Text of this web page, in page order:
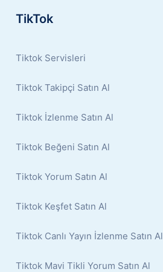
TikTok
Tiktok Servisleri
Tiktok Takipçi Satın Al
Tiktok İzlenme Satın Al
Tiktok Beğeni Satın Al
Tiktok Yorum Satın Al
Tiktok Keşfet Satın Al
Tiktok Canlı Yayın İzlenme Satın Al
Tiktok Mavi Tikli Yorum Satın Al